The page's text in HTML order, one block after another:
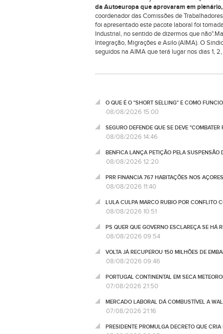
da Autoeuropa que aprovaram em
coordenador das Comissões de
foi apresentado este pacote laboral foi
Industrial, no sentido de dizermos que
Integração, Migrações e Asilo (AIMA). O
seguidos na AIMA que terá lugar nos dias 1,
O QUE É O "SHORT SELLING" E COMO
08/08/2026 15:00
SEGURO DEFENDE QUE SE DEVE
08/08/2026 14:46
BENFICA LANÇA PETIÇÃO PELA SUSPENSÃO
08/08/2026 12:20
PRR FINANCIA 767 HABITAÇÕES NOS
08/08/2026 11:40
LULA CULPA MARCO RUBIO POR CONFLITO
08/08/2026 10:51
PS QUER QUE GOVERNO ESCLAREÇA SE HÁ
08/08/2026 09:54
VOLTA JÁ RECUPEROU 150 MILHÕES DE
08/08/2026 09:46
PORTUGAL CONTINENTAL EM SECA
07/08/2026 21:50
MERCADO LABORAL DÁ COMBUSTÍVEL A
07/08/2026 21:16
PRESIDENTE PROMULGA DECRETO QUE